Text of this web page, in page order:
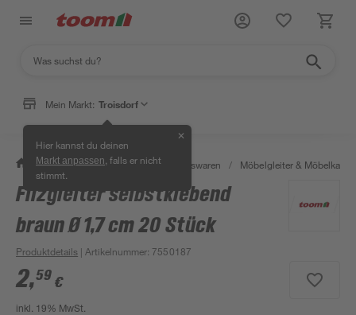
Mein Markt: Troisdorf
Hier kannst du deinen
Markt anpassen , falls er nicht
stimmt.
✕
/ Wohnen & Haushalt / Haushaltswaren / Möbelgleiter &
Filzgleiter selbstklebend
braun Ø 1,7 cm 20 Stück
Produktdetails | Artikelnummer: 7550187
2,59 €
inkl. 19% MwSt.